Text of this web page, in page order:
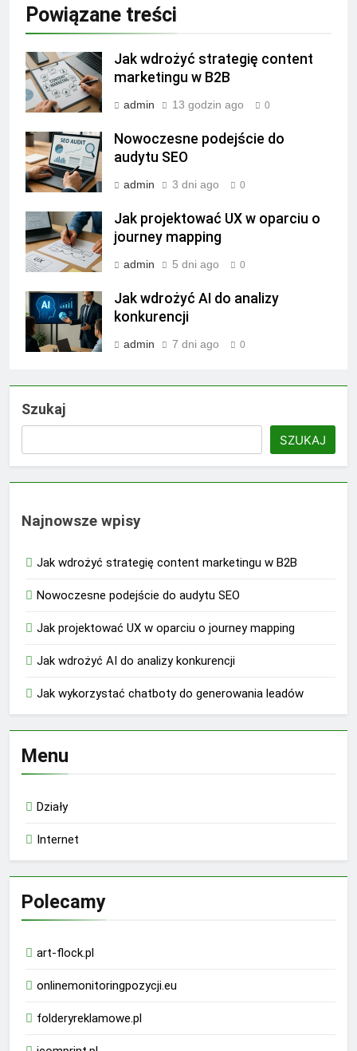
Powiązane treści
Jak wdrożyć strategię content
marketingu w B2B
admin 13 godzin ago 0
Nowoczesne podejście do
audytu SEO
admin 3 dni ago 0
Jak projektować UX w oparciu o
journey mapping
admin 5 dni ago 0
Jak wdrożyć AI do analizy
konkurencji
admin 7 dni ago 0
Szukaj
SZUKAJ
Najnowsze wpisy
Jak wdrożyć strategię content marketingu w B2B
Nowoczesne podejście do audytu SEO
Jak projektować UX w oparciu o journey mapping
Jak wdrożyć AI do analizy konkurencji
Jak wykorzystać chatboty do generowania leadów
Menu
Działy
Internet
Polecamy
art-flock.pl
onlinemonitoringpozycji.eu
folderyreklamowe.pl